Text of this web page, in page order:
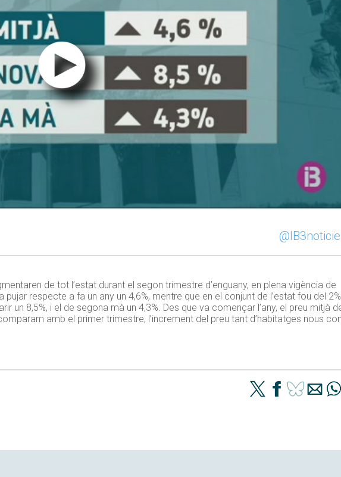
de tot l’estat durant el segon trimestre d’enguany, en plena vigència de
pujar respecte a fa un any un 4,6%, mentre que en el conjunt de l’estat fou del
un 8,5%, i el de segona mà un 4,3%. Des que va començar l’any, el preu mitjà
amb el primer trimestre, l’increment del preu tant d’habitatges nous